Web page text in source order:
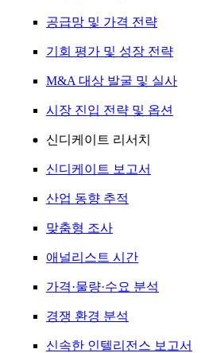
공급망 및 가격 전략
기회 평가 및 성장 전략
M&A 대상 발굴 및 실사
시장 진입 전략 및 옵션
신디케이트 리서치
신디케이트 보고서
산업 동향 추적
맞춤형 조사
애널리스트 시간
가격·물량·수요 분석
경쟁 환경 분석
신속한 인텔리전스 보고서